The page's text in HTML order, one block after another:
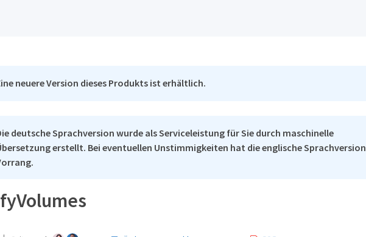
neuere Version dieses Produkts ist erhältlich.
deutsche Sprachversion wurde als Serviceleistung für Sie durch maschinelle
erstellt. Bei eventuellen Unstimmigkeiten hat die englische Sprachversion